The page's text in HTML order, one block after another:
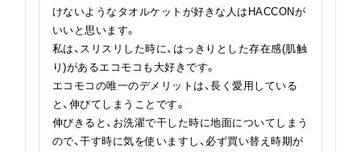
けないようなタオルケットが好きな人はHACCONが
いいと思います。
私は、スリスリした時に、はっきりとした存在感(肌触
り)があるエコモコも大好きです。
エコモコの唯一のデメリットは、長く愛用している
と、伸びてしまうことです。
伸びきると、お洗濯で干した時に地面についてしまう
ので、干す時に気を使いますし、必ず買い替え時期が